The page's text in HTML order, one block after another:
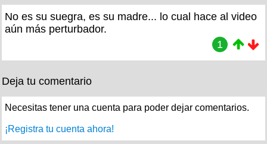
No es su suegra, es su madre... lo cual hace al video
aún más perturbador.
1
Deja tu comentario
Necesitas tener una cuenta para poder dejar comentarios.
¡Registra tu cuenta ahora!